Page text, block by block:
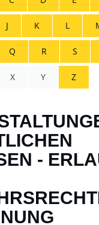
J K L
Q R S
X Y Z
-
B